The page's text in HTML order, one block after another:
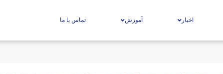
اخبار آموزش تماس با ما